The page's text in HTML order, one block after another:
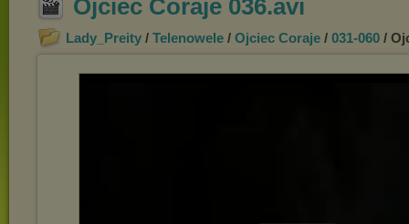
Ojciec Coraje 036.avi
Lady_Preity / Telenowele / Ojciec Coraje / 031-060 /